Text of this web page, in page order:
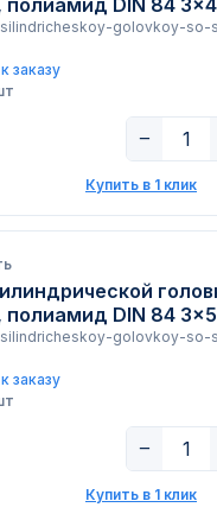
DIN 84 3x4
golovkoy-so-
заказу
−
Купить в 1 клик
DIN 84 3x5
golovkoy-so-
заказу
−
Купить в 1 клик